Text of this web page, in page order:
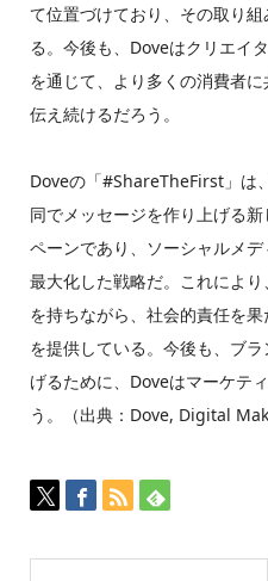
て位置づけており、その取り
る。今後も、Doveはクリエイ
を通じて、より多くの消費者
伝え続けるだろう。
Doveの「#ShareTheFirst」は
同でメッセージを作り上げる
ペーンであり、ソーシャルメ
最大化した戦略だ。これによ
を持ちながら、社会的責任を
を提供している。今後も、ブ
げるために、Doveはマーケテ
う。（出典：Dove, Digital